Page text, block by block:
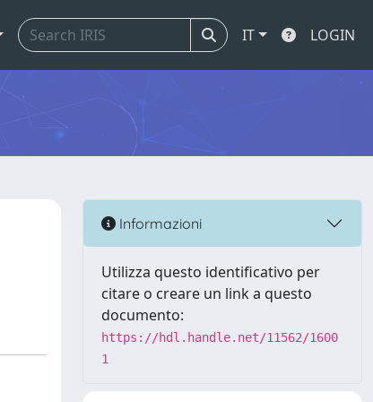
IT LOGIN
Informazioni
Utilizza questo identificativo per
citare o creare un link a questo
documento:
https://hdl.handle.net/11562/1600
1